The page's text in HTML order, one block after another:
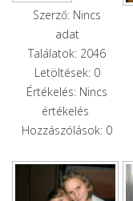
Szerző: Nincs
adat
Találatok: 2046
Letöltések: 0
Értékelés: Nincs
értékelés
Hozzászólások: 0